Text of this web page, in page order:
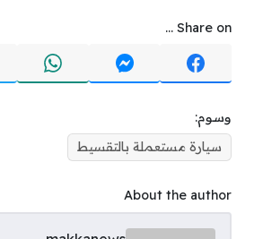
Share on ...
وسوم:
سيارة مستعملة بالتقسيط
About the author